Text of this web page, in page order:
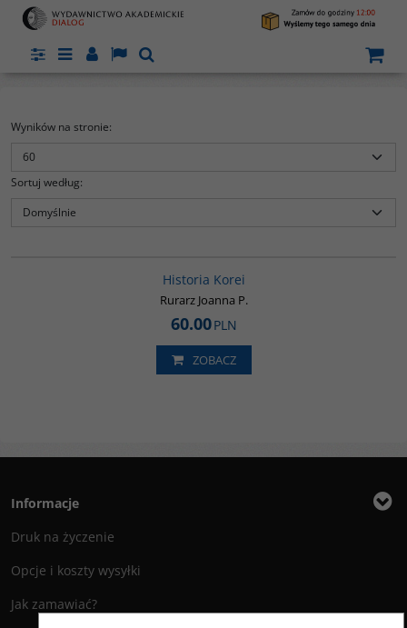
PanelMenuPanelLangSzukaj
Wyników na stronie:
Sortuj według:
Historia Korei
Rurarz Joanna P.
60.00PLN
ZOBACZ
Informacje
Druk na życzenie
Opcje i koszty wysyłki
Jak zamawiać?